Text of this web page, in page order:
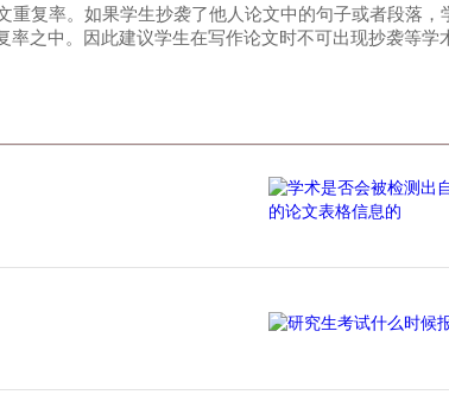
复率。如果学生抄袭了他人论文中的句子或者段落，
之中。因此建议学生在写作论文时不可出现抄袭等学